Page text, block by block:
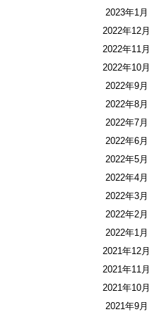
2023年1月
2022年12月
2022年11月
2022年10月
2022年9月
2022年8月
2022年7月
2022年6月
2022年5月
2022年4月
2022年3月
2022年2月
2022年1月
2021年12月
2021年11月
2021年10月
2021年9月